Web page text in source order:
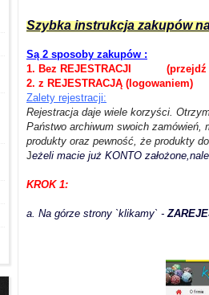
Szybka instrukcja zakupów
Są 2 sposoby zakupów :
1. Bez REJESTRACJI (przejdź
2. z REJESTRACJĄ (logowaniem)
Zalety rejestracji:
Rejestracja daje wiele korzyści.
Państwo archiwum swoich zamówień,
produkty oraz pewność, że produkty
Jeżeli macie już KONTO
KROK 1:
a. Na górze strony `klikamy` -